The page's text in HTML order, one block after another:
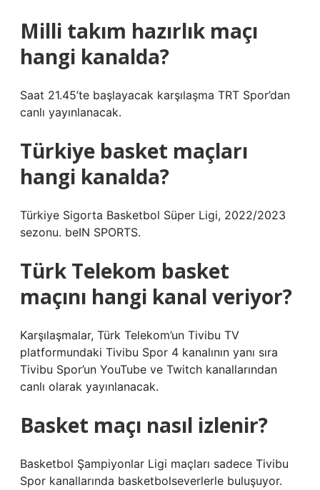
Milli takım hazırlık maçı
hangi kanalda?
Saat 21.45’te başlayacak karşılaşma TRT Spor’dan
canlı yayınlanacak.
Türkiye basket maçları
hangi kanalda?
Türkiye Sigorta Basketbol Süper Ligi, 2022/2023
sezonu. beIN SPORTS.
Türk Telekom basket
maçını hangi kanal veriyor?
Karşılaşmalar, Türk Telekom’un Tivibu TV
platformundaki Tivibu Spor 4 kanalının yanı sıra
Tivibu Spor’un YouTube ve Twitch kanallarından
canlı olarak yayınlanacak.
Basket maçı nasıl izlenir?
Basketbol Şampiyonlar Ligi maçları sadece Tivibu
Spor kanallarında basketbolseverlerle buluşuyor.